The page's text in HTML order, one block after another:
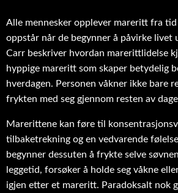
Alle mennesker opplever mareritt fra
oppstår når de begynner å påvirke livet
Carr beskriver hvordan marerittlidelse
hyppige mareritt som skaper betydelig
hverdagen. Personen våkner ikke bare
frykten med seg gjennom resten av
Marerittene kan føre til
tilbaketrekning og en vedvarende
begynner dessuten å frykte selve
leggetid, forsøker å holde seg våkne
igjen etter et mareritt. Paradoksalt nok